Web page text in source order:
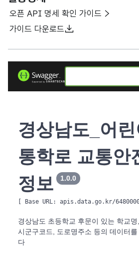
오픈 API 명세 확인 가이드
가이드 다운로드
경상남도_어린
통학로 교통안
정보
1.0.0
[ Base URL: apis.data.go.kr/
경상남도 초등학교 후문이 있는 학교명
시군구코드, 도로명주소 등의 데이터
다